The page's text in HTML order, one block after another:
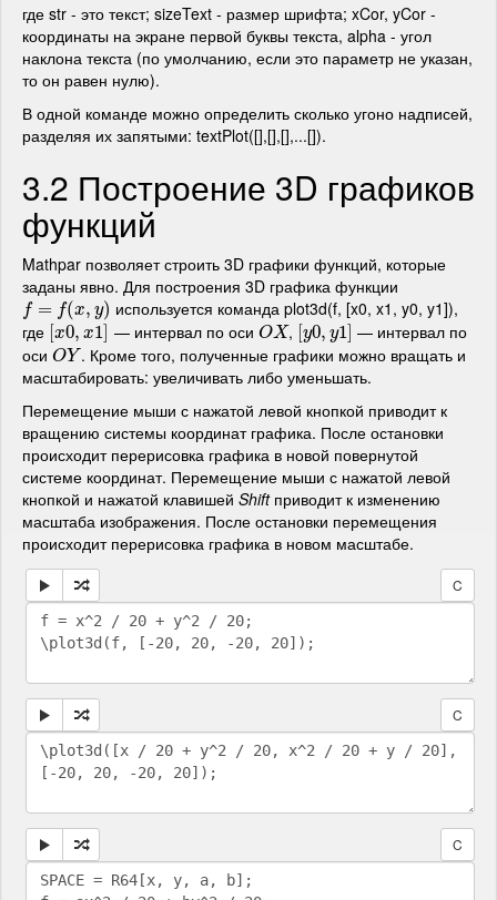
где str - это текст; sizeText - размер шрифта; xCor, yCor -
координаты на экране первой буквы текста, alpha - угол
наклона текста (по умолчанию, если это параметр не указан,
то он равен нулю).
В одной команде можно определить сколько угоно надписей,
разделяя их запятыми: textPlot([],[],[],...[]).
3.2 Построение 3D графиков
функций
Mathpar позволяет строить 3D графики функций, которые
заданы явно. Для построения 3D графика функции
f = f(x, y)
f= f(x y)
используется команда plot3d(f, [x0, x1, y0, y1]),
где [x0, x1]
[x0,x 1] — интервал по оси OX
OX , [y0, y1]
[y0,y1]
— интервал по
оси OY
OY . Кроме того, полученные графики можно вращать и
масштабировать: увеличивать либо уменьшать.
Перемещение мыши с нажатой левой кнопкой приводит к
вращению системы координат графика. После остановки
происходит перерисовка графика в новой повернутой
системе координат. Перемещение мыши с нажатой левой
кнопкой и нажатой клавишей Shiftприводит к изменению
масштаба изображения. После остановки перемещения
происходит перерисовка графика в новом масштабе.
C
C
C